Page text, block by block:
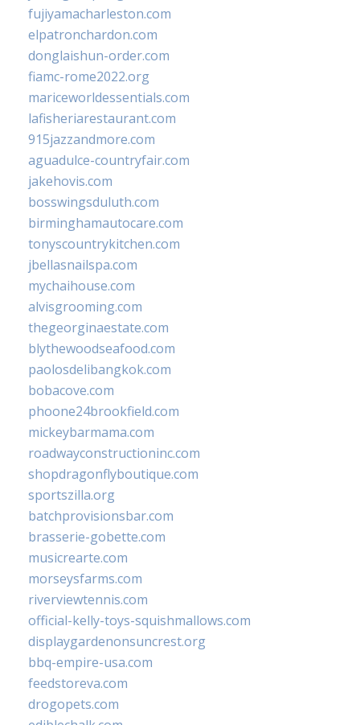
fujiyamacharleston.com
elpatronchardon.com
donglaishun-order.com
fiamc-rome2022.org
mariceworldessentials.com
lafisheriarestaurant.com
915jazzandmore.com
aguadulce-countryfair.com
jakehovis.com
bosswingsduluth.com
birminghamautocare.com
tonyscountrykitchen.com
jbellasnailspa.com
mychaihouse.com
alvisgrooming.com
thegeorginaestate.com
blythewoodseafood.com
paolosdelibangkok.com
bobacove.com
phoone24brookfield.com
mickeybarmama.com
roadwayconstructioninc.com
shopdragonflyboutique.com
sportszilla.org
batchprovisionsbar.com
brasserie-gobette.com
musicrearte.com
morseysfarms.com
riverviewtennis.com
official-kelly-toys-squishmallows.com
displaygardenonsuncrest.org
bbq-empire-usa.com
feedstoreva.com
drogopets.com